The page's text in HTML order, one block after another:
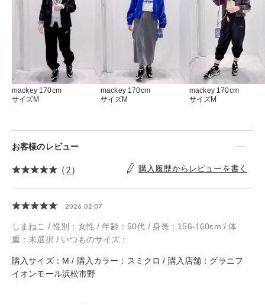
mackey 170cm
サイズM
mackey 170cm
サイズM
mackey 170cm
サイズM
お客様のレビュー
（2） 購入履歴からレビューを書く
2026.02.07
しまねこ / 性別：女性 / 年齢：50代 / 身長：156-160cm / 体
重：未選択 / いつものサイズ：
購入サイズ：M / 購入カラー：スミクロ / 購入店舗：グラニフ
イオンモール浜松市野